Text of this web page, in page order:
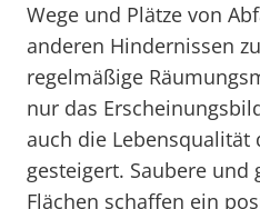
Wege und Plätze von
anderen Hindernissen
regelmäßige
nur das
auch die Lebensqualität
gesteigert. Saubere
Flächen schaffen ein